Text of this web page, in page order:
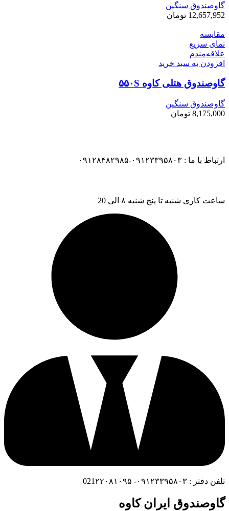
گاوصندوق سنگین
12,657,952 تومان
مقایسه
نمای سریع
علاقه‌مندم
افزودن به سبد خرید
گاوصندوق هتلی کاوه ۵۵۰S
گاوصندوق سنگین
8,175,000 تومان
ارتباط با ما : ۰۹۱۲۳۳۹۵۸۰۳-۰۹۱۲۸۴۸۲۹۸۵
ساعت کاری شنبه تا پنج شنبه ۸ الی 20
تلفن دفتر : ۰۹۱۲۳۳۹۵۸۰۳- 021۲۲۰۸۱۰۹۵
گاوصندوق ایران کاوه